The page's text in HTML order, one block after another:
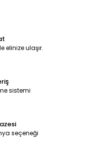
elinize ulaşır.
sistemi
seçeneği